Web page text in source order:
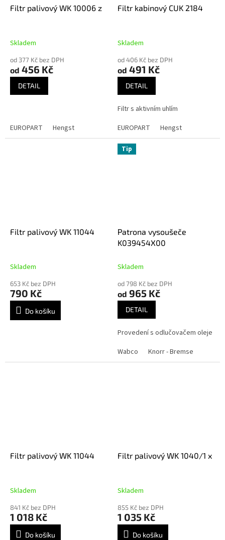
Filtr palivový WK 10006 z
Skladem
od 377 Kč bez DPH
od 456 Kč
DETAIL
EUROPART Hengst
Filtr kabinový CUK 2184
Skladem
od 406 Kč bez DPH
od 491 Kč
DETAIL
Filtr s aktivním uhlím
EUROPART
Hengst
Filtr palivový WK 11044
Skladem
653 Kč bez DPH
790 Kč
Do košíku
Tip
Patrona vysoušeče
K039454X00
Skladem
od 798 Kč bez DPH
od 965 Kč
DETAIL
Provedení s odlučovačem oleje
Wabco
Knorr - Bremse
Filtr palivový WK 11044
Skladem
841 Kč bez DPH
1 018 Kč
Do košíku
Filtr palivový WK 1040/1 x
Skladem
855 Kč bez DPH
1 035 Kč
Do košíku